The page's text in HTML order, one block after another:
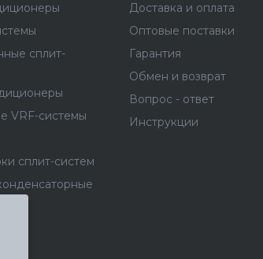
сплит-
VRF-системы
сплит-систем
Доставка и оплата
Оптовые поставки
Гарантия
Обмен и возврат
Вопрос - ответ
Инструкции